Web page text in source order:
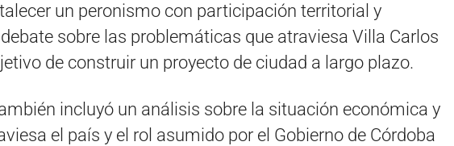
un peronismo con participación territorial y
sobre las problemáticas que atraviesa Villa Carlos
de construir un proyecto de ciudad a largo plazo.
incluyó un análisis sobre la situación económica y
el país y el rol asumido por el Gobierno de Córdoba